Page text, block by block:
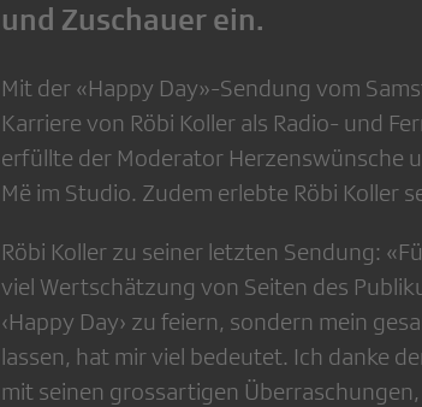
und Zuschauer ein.
Mit der «Happy Day»-Sendung vom
Karriere von Röbi Koller als Radio- und
erfüllte der Moderator Herzenswünsche
Më im Studio. Zudem erlebte Röbi Koller
Röbi Koller zu seiner letzten Sendung:
viel Wertschätzung von Seiten des
‹Happy Day› zu feiern, sondern mein
lassen, hat mir viel bedeutet. Ich danke
mit seinen grossartigen